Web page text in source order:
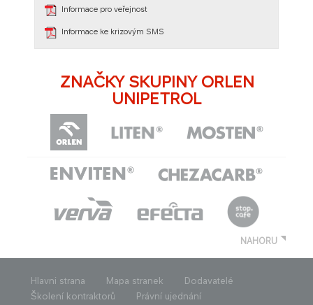
Informace pro veřejnost
Informace ke krizovým SMS​
ZNAČKY SKUPINY ORLEN
UNIPETROL
NAHORU
Hlavni strana Mapa stranek
Dodavatelé
Školení kontraktorů
Právní ujednání